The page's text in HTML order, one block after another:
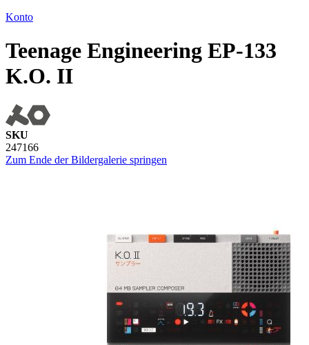
Konto
Teenage Engineering EP-133
K.O. II
SKU
247166
Zum Ende der Bildergalerie springen